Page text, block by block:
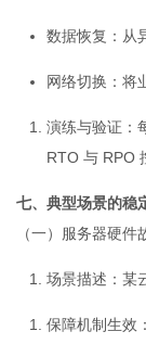
数据恢复：从
网络切换：将
演练与验证
RTO 与 RPO
七、典型场景的稳
（一）服务器硬件
场景描述 ：
保障机制生效 ：